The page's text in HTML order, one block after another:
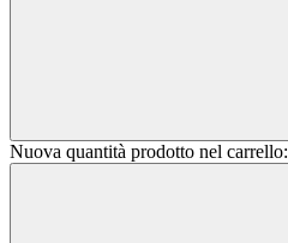
Nuova quantità prodotto nel carrello: